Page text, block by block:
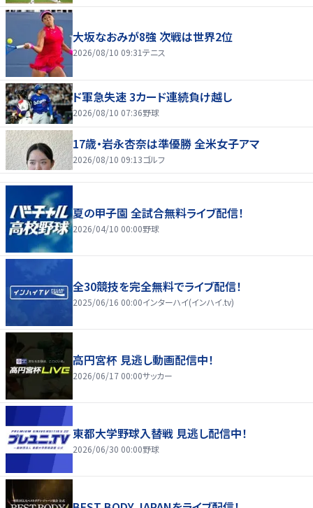
大坂なおみが8強 次戦は世界2位
2026/08/10 09:31テニス
ド軍急失速 3カード連続負け越し
2026/08/10 07:36野球
17歳・岩永杏奈は準優勝 全米女子アマ
2026/08/10 09:13ゴルフ
夏の甲子園 全試合無料ライブ配信！
2026/04/10 00:00野球
全30競技を完全無料でライブ配信！
2025/06/16 00:00インターハイ(インハイ.tv)
高円宮杯 見逃し動画配信中！
2026/06/17 00:00サッカー
東都大学野球入替戦 見逃し配信中！
2026/06/30 00:00野球